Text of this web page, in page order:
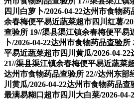
四川白萝卜/2026-04-22达州市食物
余春梅便平易近蔬菜超市四川红薯/
查验所 19//渠县渠江镇余春梅便平易
卜/2026-04-22达州市食物药品查验
平易近蔬菜超市四川黄瓜/2026-04-
21//渠县渠江镇余春梅便平易近蔬菜
达州市食物药品查验所 22//达州东部
川黄瓜/2026-04-22达州市食物药品
最满易糊口超市四川大白菜/2026-